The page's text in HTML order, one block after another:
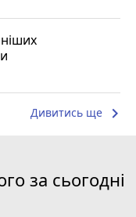
Дивитись ще keyboard_arrow_right
за сьогодні